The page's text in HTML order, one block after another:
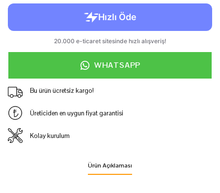
WHATSAPP
Bu ürün ücretsiz kargo!
Üreticiden en uygun fiyat garantisi
Kolay kurulum
Ürün Açıklaması